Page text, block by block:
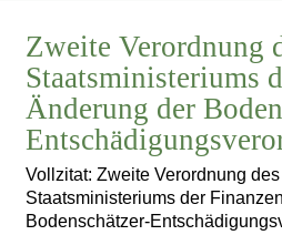
Zweite Verordnung
Staatsministeriums
Änderung der
Vollzitat: Zweite Verordnung
Staatsministeriums der
Bodenschätzer-